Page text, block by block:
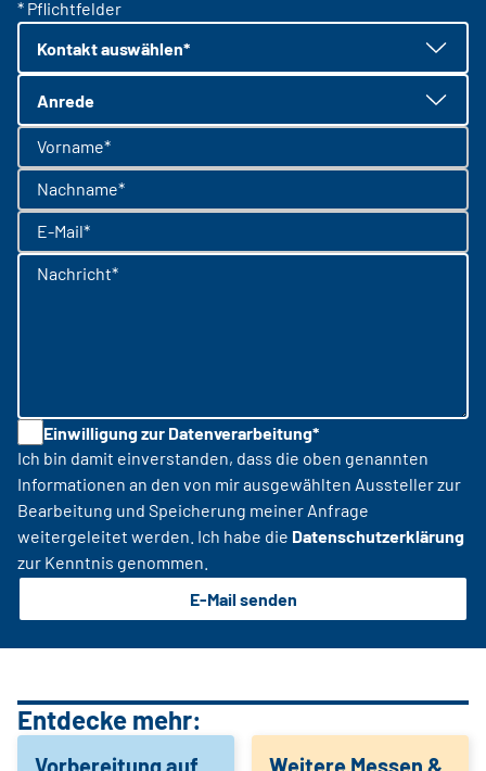
* Pflichtfelder
Kontakt auswählen*
Anrede
Vorname*
Nachname*
E-Mail*
Nachricht*
Einwilligung zur Datenverarbeitung*
Ich bin damit einverstanden, dass die oben genannten
Informationen an den von mir ausgewählten Aussteller zur
Bearbeitung und Speicherung meiner Anfrage
weitergeleitet werden. Ich habe die Datenschutzerklärung
zur Kenntnis genommen.
E-Mail senden
Entdecke mehr:
Vorbereitung auf Weitere Messen &